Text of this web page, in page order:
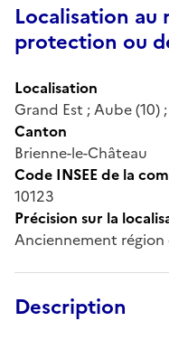
Localisation au
protection ou
Localisation
Grand Est ; Aube (10)
Canton
Brienne-le-Château
Code INSEE de la
10123
Précision sur la
Anciennement
Description